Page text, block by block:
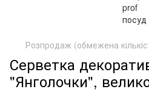
Розпродаж (обмежена
Серветка
"Янголочки",